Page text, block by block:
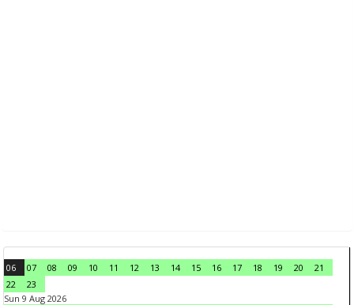
06 07 08 09 10 11 12 13 14 15 16 17 18 19 20
21
22
23
Sun 9 Aug 2026